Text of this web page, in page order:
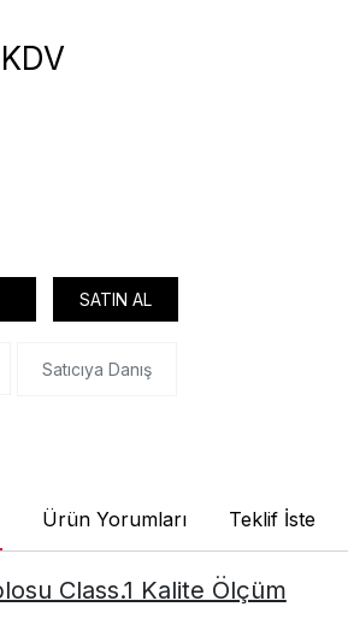
SATIN AL
Satıcıya Danış
Ürün Yorumları Teklif İste
Class.1 Kalite Ölçüm